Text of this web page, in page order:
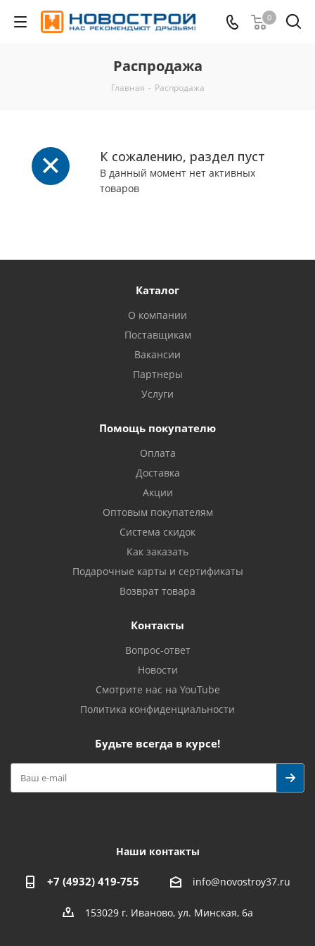
0
Распродажа
Главная - Распродажа
К сожалению, раздел пуст
В данный момент нет активных
товаров
Каталог
О компании
Поставщикам
Вакансии
Партнеры
Услуги
Помощь покупателю
Оплата
Доставка
Акции
Оптовым покупателям
Система скидок
Как заказать
Подарочные карты и сертификаты
Возврат товара
Контакты
Вопрос-ответ
Новости
Смотрите нас на YouTube
Политика конфиденциальности
Будьте всегда в курсе!
Наши контакты
+7 (4932) 419-755 info@novostroy37.ru
153029 г. Иваново, ул. Минская, 6а